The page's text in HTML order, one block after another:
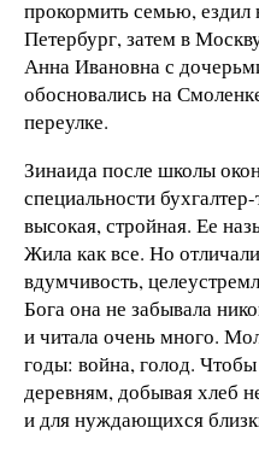
прокормить семью, ездил
Петербург, затем в
Анна Ивановна с
обосновались на
переулке.
Зинаида после школы
специальности
высокая, стройная. Ее
Жила как все. Но
вдумчивость,
Бога она не забывала
и читала очень много.
годы: война, голод.
деревням, добывая хлеб
и для нуждающихся